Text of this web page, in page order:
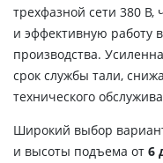
трехфазной сети 380
и эффективную работу
производства.
срок службы тали,
технического
Широкий выбор
и высоты подъема от 6